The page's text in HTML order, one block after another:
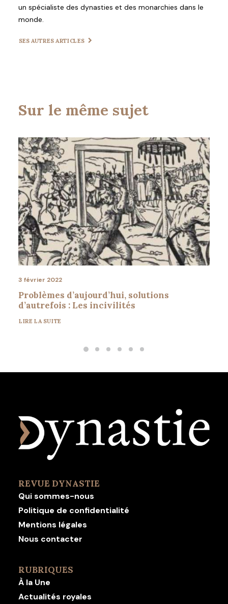
un spécialiste des dynasties et des monarchies dans le
monde.
SES AUTRES ARTICLES
Sur le même sujet
3 février 2022
Problèmes d’aujourd’hui, solutions
d’autrefois : Les incivilités
LIRE LA SUITE
REVUE DYNASTIE
Qui sommes-nous
Politique de confidentialité
Mentions légales
Nous contacter
RUBRIQUES
À la Une
Actualités royales